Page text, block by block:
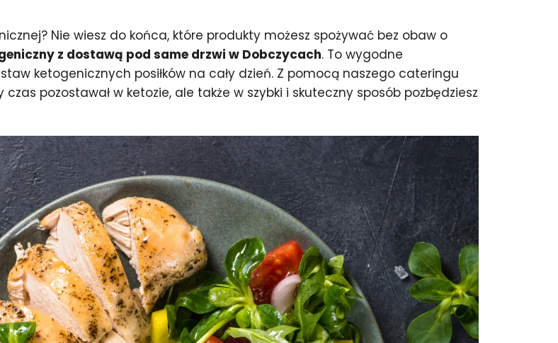
Nie wiesz do końca, które produkty możesz spożywać bez obaw o
z dostawą pod same drzwi w Dobczycach. To wygodne
ketogenicznych posiłków na cały dzień. Z pomocą naszego cateringu
pozostawał w ketozie, ale także w szybki i skuteczny sposób pozbędziesz